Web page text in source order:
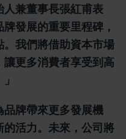
人兼董事長張紅甫表
發展的重要里程碑，
我們將借助資本市場
更多消費者享受到高
品牌帶來更多發展機
活力。未來，公司將